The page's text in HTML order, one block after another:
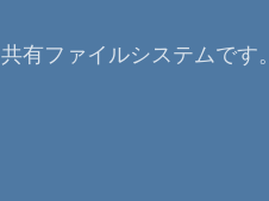
有ファイルシステムです。